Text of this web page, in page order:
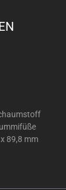
89,8 mm